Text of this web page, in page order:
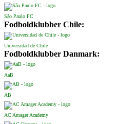
São Paulo FC
Fodboldklubber Chile:
Universidad de Chile
Fodboldklubber Danmark:
AaB
AB
AC Amager Academy